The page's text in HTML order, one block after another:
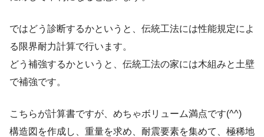
ではどう診断するかというと、伝統工法には性能規定によ
る限界耐力計算で行います。
どう補強するかというと、伝統工法の家には木組みと土壁
で補強です。
こちらが計算書ですが、めちゃボリューム満点です(^^)
構造図を作成し、重量を求め、耐震要素を集めて、極稀地